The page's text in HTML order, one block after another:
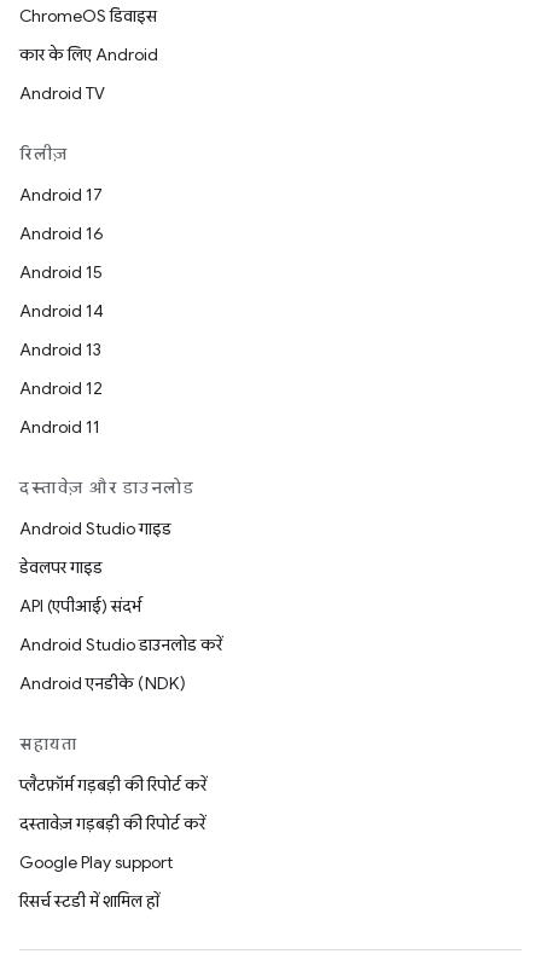
ChromeOS डिवाइस
कार के लिए Android
Android TV
रिलीज़
Android 17
Android 16
Android 15
Android 14
Android 13
Android 12
Android 11
दस्तावेज़ और डाउनलोड
Android Studio गाइड
डेवलपर गाइड
API (एपीआई) संदर्भ
Android Studio डाउनलोड करें
Android एनडीके (NDK)
सहायता
प्लैटफ़ॉर्म गड़बड़ी की रिपोर्ट करें
दस्तावेज़ गड़बड़ी की रिपोर्ट करें
Google Play support
रिसर्च स्टडी में शामिल हों